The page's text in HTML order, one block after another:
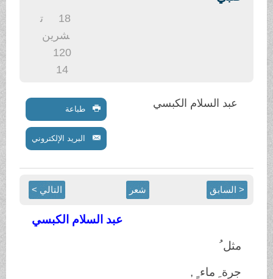
شرين
120
14
عبد السلام الكبسي طباعة
البريد الإلكتروني
< السابق شعر التالي >
عبد السلام الكبسي
مثل ُ
جرة ِ ماء ٍ ,